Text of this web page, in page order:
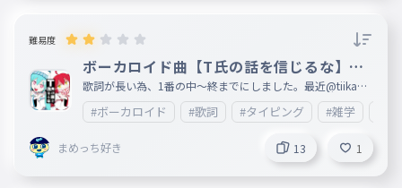
難易度
ボーカロイド曲【T氏の話を信じるな】歌
詞1番(中〜終)
歌詞が長い為、1番の中〜終までにしました。最近@tiikawa
_loveが歌うようになってきたので、 あとカラオケ🎤もこれ
歌ったことあるのでこれにしました。歌詞が長いので、文字
が間違えてしまっているところが複数あると思います。ご了
承ください。 何ありましたら、情報が入り次第ここに載せ
ますので、ご了承ください。次回は2番目以降を制作します
。すごいと思ったら❤をお願いします。皆様の御感想等楽し
みに待っております。 妹垢:http://ankey.io/@tiikawa_love
#ボーカロイド #歌詞 #タイピング #雑学
まめっち好き 13 1